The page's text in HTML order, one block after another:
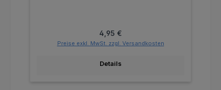
Regulärer Preis:
4,95 €
Preise exkl. MwSt. zzgl. Versandkosten
Details